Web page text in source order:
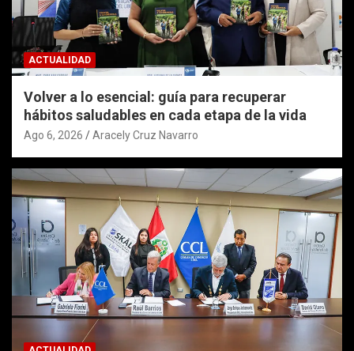
ACTUALIDAD
Volver a lo esencial: guía para recuperar
hábitos saludables en cada etapa de la vida
Ago 6, 2026 Aracely Cruz Navarro